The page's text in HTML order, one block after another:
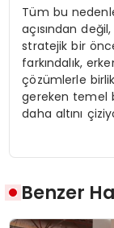
Tüm bu
açısından
stratejik bir
farkındalık,
çözümlerle
gereken temel
daha altını
Benzer